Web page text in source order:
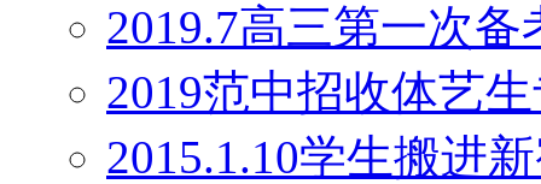
2019.7高三第一次备
2019范中招收体艺
2015.1.10学生搬进